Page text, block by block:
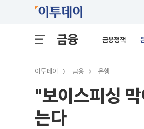
금융 금융정책
이투데이 금융 은행
"보이스피싱
는다